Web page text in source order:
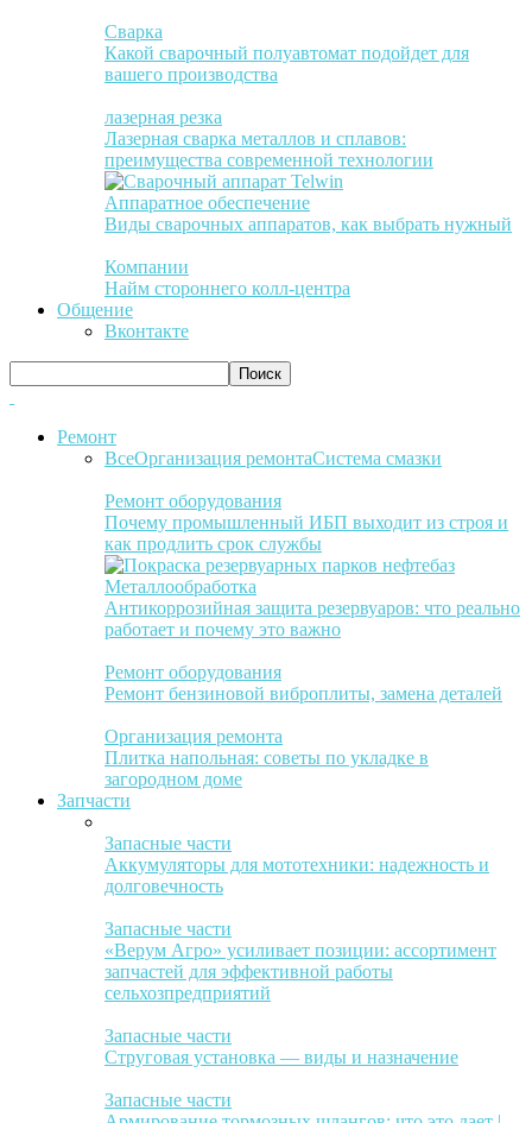
Сварка
Какой сварочный полуавтомат подойдет для
вашего производства
лазерная резка
Лазерная сварка металлов и сплавов:
преимущества современной технологии
Аппаратное обеспечение
Виды сварочных аппаратов, как выбрать нужный
Компании
Найм стороннего колл-центра
Общение
Вконтакте
Ремонт
ВсеОрганизация ремонтаСистема смазки
Ремонт оборудования
Почему промышленный ИБП выходит из строя и
как продлить срок службы
Металлообработка
Антикоррозийная защита резервуаров: что реально
работает и почему это важно
Ремонт оборудования
Ремонт бензиновой виброплиты, замена деталей
Организация ремонта
Плитка напольная: советы по укладке в
загородном доме
Запчасти
Запасные части
Аккумуляторы для мототехники: надежность и
долговечность
Запасные части
«Верум Агро» усиливает позиции: ассортимент
запчастей для эффективной работы
сельхозпредприятий
Запасные части
Струговая установка — виды и назначение
Запасные части